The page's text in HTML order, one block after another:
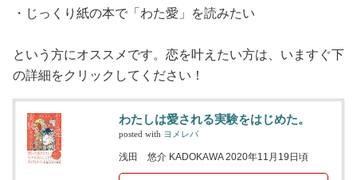
・じっくり紙の本で「わた愛」を読みたい
という方にオススメです。恋を叶えたい方は、いますぐ下
の詳細をクリックしてください！
わたしは愛される実験をはじめた。
posted with ヨメレバ
浅田 悠介 KADOKAWA 2020年11月19日頃